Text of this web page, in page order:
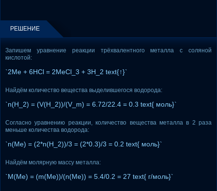
РЕШЕНИЕ
Запишем уравнение реакции трёхвалентного металла с соляной
кислотой:
`2Me + 6HCl = 2MeCl_3 + 3H_2 text{↑}`
Найдём количество вещества выделившегося водорода:
`n(H_2) = (V(H_2))/(V_m) = 6.72/22.4 = 0.3 text{ моль}`
Согласно уравнению реакции, количество вещества металла в 2 раза
меньше количества водорода:
`n(Me) = (2*n(H_2))/3 = (2*0.3)/3 = 0.2 text{ моль}`
Найдём молярную массу металла:
`M(Me) = (m(Me))/(n(Me)) = 5.4/0.2 = 27 text{ г/моль}`